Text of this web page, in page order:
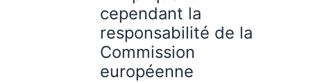
cependant la
responsabilité de la
Commission
européenne